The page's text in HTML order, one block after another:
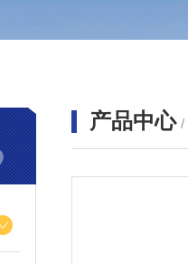
产品中心 /